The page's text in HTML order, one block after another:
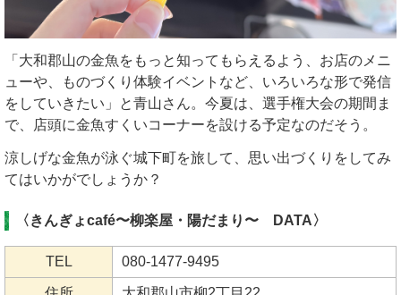
「大和郡山の金魚をもっと知ってもらえるよう、お店のメニ
ューや、ものづくり体験イベントなど、いろいろな形で発信
をしていきたい」と青山さん。今夏は、選手権大会の期間ま
で、店頭に金魚すくいコーナーを設ける予定なのだそう。
涼しげな金魚が泳ぐ城下町を旅して、思い出づくりをしてみ
てはいかがでしょうか？
〈きんぎょcafé〜柳楽屋・陽だまり〜 DATA〉
TEL 080-1477-9495